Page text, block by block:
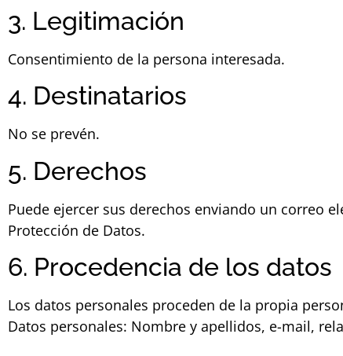
3. Legitimación
Consentimiento de la persona interesada.
4. Destinatarios
No se prevén.
5. Derechos
Puede ejercer sus derechos enviando un correo
Protección de Datos.
6. Procedencia de los datos
Los datos personales proceden de la propia
Datos personales: Nombre y apellidos, e-mail,